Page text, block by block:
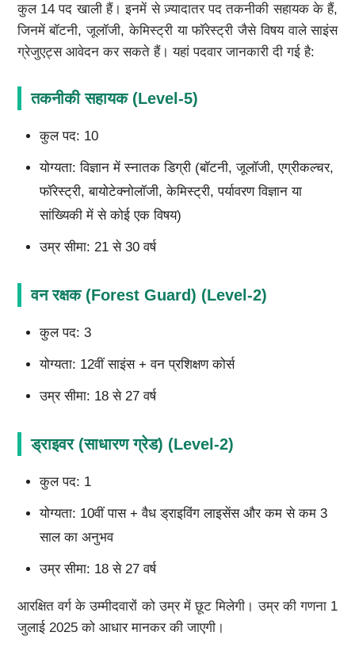
कुल 14 पद खाली हैं। इनमें से ज़्यादातर पद तकनीकी सहायक के हैं,
जिनमें बॉटनी, जूलॉजी, केमिस्ट्री या फॉरेस्ट्री जैसे विषय वाले साइंस
ग्रेजुएट्स आवेदन कर सकते हैं। यहां पदवार जानकारी दी गई है:
तकनीकी सहायक (Level-5)
कुल पद: 10
योग्यता: विज्ञान में स्नातक डिग्री (बॉटनी, जूलॉजी, एग्रीकल्चर,
फॉरेस्ट्री, बायोटेक्नोलॉजी, केमिस्ट्री, पर्यावरण विज्ञान या
सांख्यिकी में से कोई एक विषय)
उम्र सीमा: 21 से 30 वर्ष
वन रक्षक (Forest Guard) (Level-2)
कुल पद: 3
योग्यता: 12वीं साइंस + वन प्रशिक्षण कोर्स
उम्र सीमा: 18 से 27 वर्ष
ड्राइवर (साधारण ग्रेड) (Level-2)
कुल पद: 1
योग्यता: 10वीं पास + वैध ड्राइविंग लाइसेंस और कम से कम 3
साल का अनुभव
उम्र सीमा: 18 से 27 वर्ष
आरक्षित वर्ग के उम्मीदवारों को उम्र में छूट मिलेगी। उम्र की गणना 1
जुलाई 2025 को आधार मानकर की जाएगी।